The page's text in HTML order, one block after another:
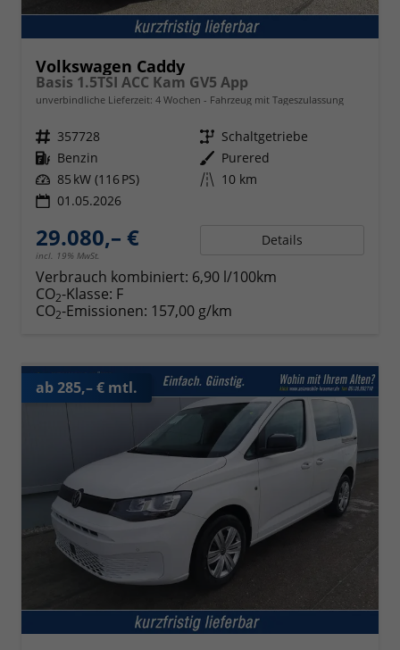
Volkswagen Caddy
Basis 1.5TSI ACC Kam GV5 App
unverbindliche Lieferzeit: 4 Wochen Fahrzeug mit Tageszulassung
Fahrzeugnr. 357728 Getriebe Schaltgetriebe
Kraftstoff Benzin Außenfarbe Purered
Leistung 85 kW (116 PS) Kilometerstand 10 km
01.05.2026
29.080,– €
incl. 19% MwSt.
Details
Verbrauch kombiniert: 6,90 l/100km
CO2-Klasse: F
CO2-Emissionen: 157,00 g/km
ab 285,– € mtl.